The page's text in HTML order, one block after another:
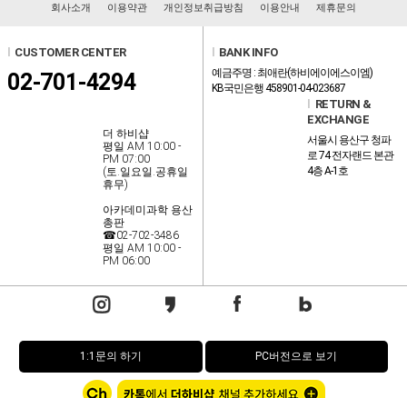
회사소개 이용약관 개인정보취급방침 이용안내 제휴문의
l CUSTOMER CENTER
02-701-4294
더 하비샵
평일 AM 10:00 -
PM 07:00
(토.일요일.공휴일
휴무)
아카데미과학 용산
총판
☎02-702-3486
평일 AM 10:00 -
PM 06:00
l BANK INFO
예금주명 : 최애란(하비에이에스이엠)
KB국민은행 458901-04-023687
l RETURN &
EXCHANGE
서울시 용산구 청파
로 74 전자랜드 본관
4층 A-1호
1:1문의 하기 PC버전으로 보기